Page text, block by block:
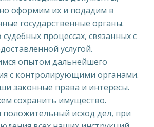
оформим их и подадим в
государственные органы.
процессах, связанных с
услугой.
опытом дальнейшего
с контролирующими органами.
законные права и интересы.
сохранить имущество.
положительный исход дел, при